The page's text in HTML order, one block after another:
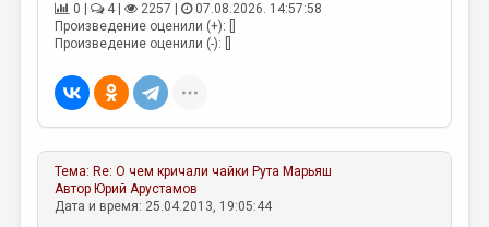
0 |
4 | 2257 |
07.08.2026. 14:57:58
Произведение оценили (+): []
Произведение оценили (-): []
Тема: Re: О чем кричали чайки Рута Марьяш
Автор Юрий Арустамов
Дата и время: 25.04.2013, 19:05:44